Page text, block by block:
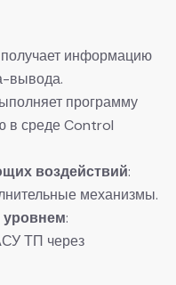
информацию
вывода.
программу
в среде Control
воздействий​​:
механизмы.
​:
ТП через